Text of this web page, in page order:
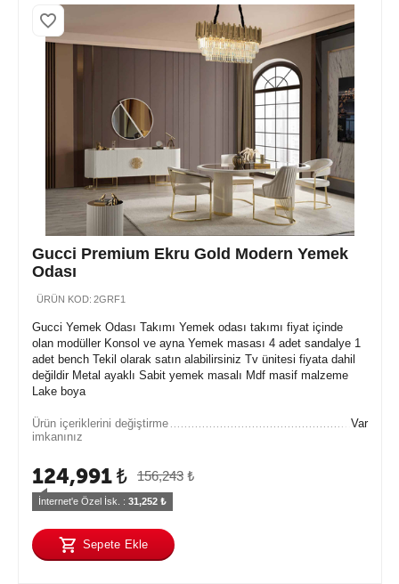
Gucci Premium Ekru Gold Modern Yemek
Odası
ÜRÜN KOD: 2GRF1
Gucci Yemek Odası Takımı Yemek odası takımı fiyat içinde
olan modüller Konsol ve ayna Yemek masası 4 adet sandalye 1
adet bench Tekil olarak satın alabilirsiniz Tv ünitesi fiyata dahil
değildir Metal ayaklı Sabit yemek masalı Mdf masif malzeme
Lake boya
Ürün içeriklerini değiştirme
imkanınız
Var
156,243 ₺
124,991₺
İnternet'e Özel İsk. : 31,252 ₺
Sepete Ekle